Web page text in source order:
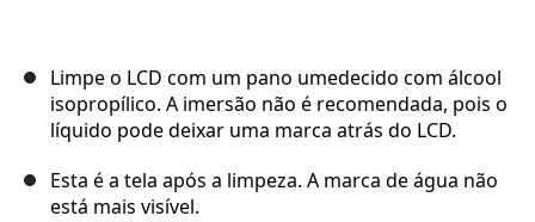
Limpe o LCD com um pano umedecido com álcool
isopropílico. A imersão não é recomendada, pois o
líquido pode deixar uma marca atrás do LCD.
Esta é a tela após a limpeza. A marca de água não
está mais visível.